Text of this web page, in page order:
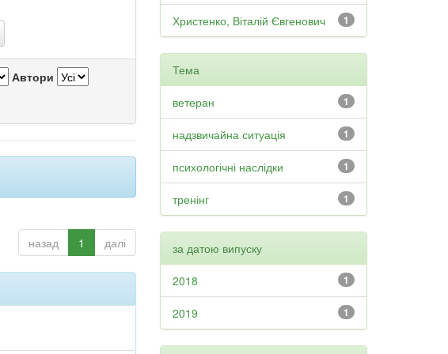
Автори
назад 1 далі
1
Христенко, Віталій Євгенович
Тема
1
ветеран
1
надзвичайна ситуація
1
психологічні наслідки
1
тренінг
за датою випуску
1
2018
1
2019